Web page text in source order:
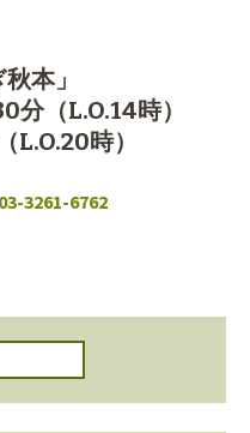
本」
分（L.O.14時）
時）
03-3261-6762